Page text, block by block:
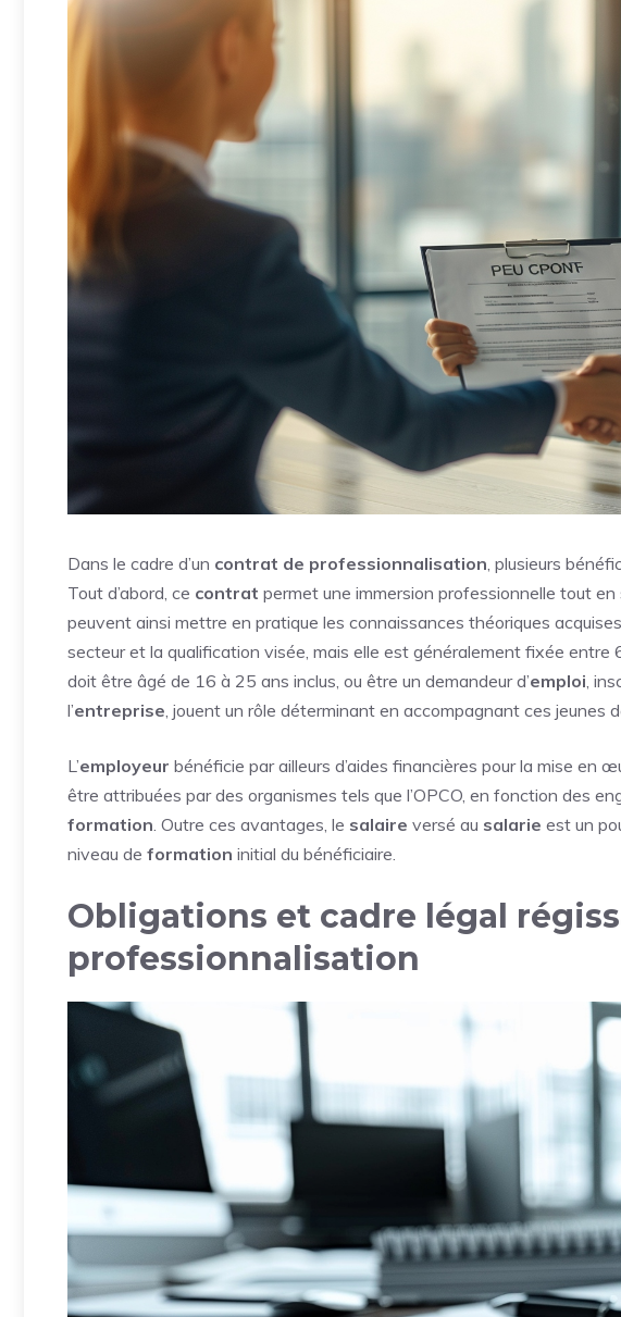
Dans le cadre d’un contrat de professionnalisation, plusieurs
Tout d’abord, ce contrat permet une immersion professionnelle tout en
peuvent ainsi mettre en pratique les connaissances théoriques
secteur et la qualification visée, mais elle est généralement fixée entre
doit être âgé de 16 à 25 ans inclus, ou être un demandeur d’emploi,
l’entreprise, jouent un rôle déterminant en accompagnant ces jeunes
L’employeur bénéficie par ailleurs d’aides financières pour la mise en
être attribuées par des organismes tels que l’OPCO, en fonction des
formation. Outre ces avantages, le salaire versé au salarie est un
niveau de formation initial du bénéficiaire.
Obligations et cadre légal
professionnalisation